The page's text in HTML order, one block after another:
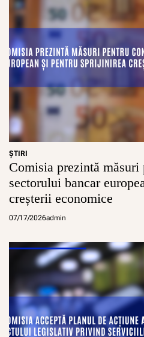
ŞTIRI
Comisia prezintă măsuri
sectorului bancar
creșterii economice
07/17/2026admin